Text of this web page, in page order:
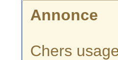
Annonce
Chers